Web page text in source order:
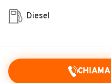
Diesel
CHIAMA